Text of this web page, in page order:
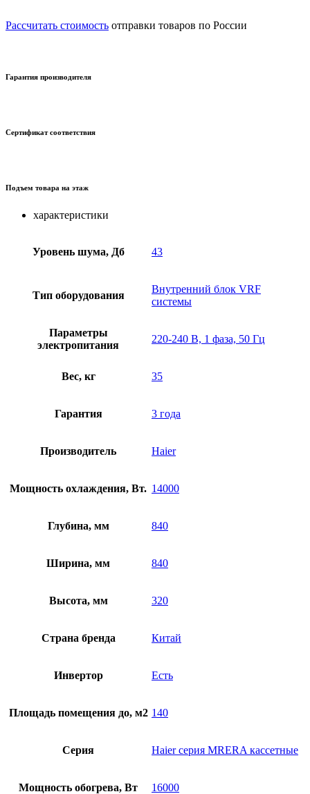
Рассчитать стоимость отправки товаров по России
Гарантия производителя
Сертификат соответствия
Подъем товара на этаж
характеристики
Уровень шума, Дб 43
Тип оборудования
Внутренний блок VRF
системы
Параметры
электропитания
220-240 В, 1 фаза, 50 Гц
Вес, кг 35
Гарантия 3 года
Производитель Haier
Мощность охлаждения, Вт. 14000
Глубина, мм 840
Ширина, мм 840
Высота, мм 320
Страна бренда Китай
Инвертор Есть
Площадь помещения до, м2 140
Серия Haier серия MRERA кассетные
Мощность обогрева, Вт 16000